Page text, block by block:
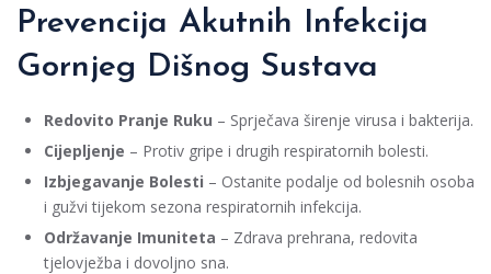
Prevencija Akutnih Infekcija
Gornjeg Dišnog Sustava
Redovito Pranje Ruku – Sprječava širenje virusa i bakterija.
Cijepljenje – Protiv gripe i drugih respiratornih bolesti.
Izbjegavanje Bolesti – Ostanite podalje od bolesnih osoba
i gužvi tijekom sezona respiratornih infekcija.
Održavanje Imuniteta – Zdrava prehrana, redovita
tjelovježba i dovoljno sna.